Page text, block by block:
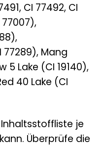
CI 77492, CI
Mang
5 Lake (CI 19140),
40 Lake (CI
je
Überprüfe die